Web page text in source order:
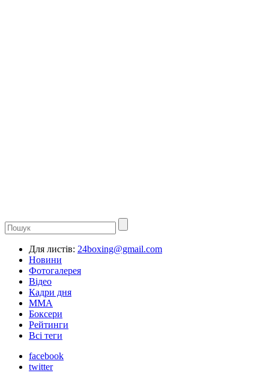
Для листів: 24boxing@gmail.com
Новини
Фотогалерея
Відео
Кадри дня
ММА
Боксери
Рейтинги
Всі теги
facebook
twitter